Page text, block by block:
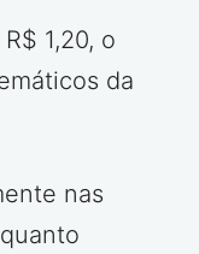
1,20, o
da
nas